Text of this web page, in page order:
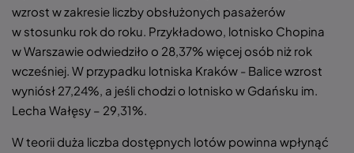
wzrost w zakresie liczby obsłużonych pasażerów
w stosunku rok do roku. Przykładowo, lotnisko Chopina
w Warszawie odwiedziło o 28,37% więcej osób niż rok
wcześniej. W przypadku lotniska Kraków - Balice wzrost
wyniósł 27,24%, a jeśli chodzi o lotnisko w Gdańsku im.
Lecha Wałęsy – 29,31%.
W teorii duża liczba dostępnych lotów powinna wpłynąć